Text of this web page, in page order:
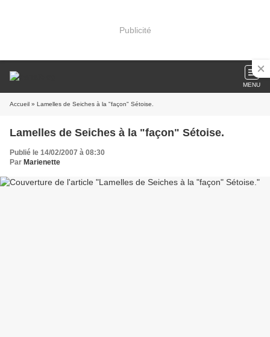
Publicité
MENU
Accueil » Lamelles de Seiches à la "façon" Sétoise.
Lamelles de Seiches à la "façon" Sétoise.
Publié le 14/02/2007 à 08:30
Par Marienette